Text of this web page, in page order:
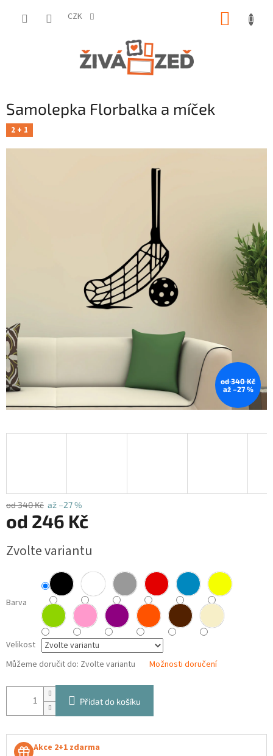
CZK
Samolepka Florbalka a míček
2 + 1
od 340 Kč
až –27 %
od 340 Kč až –27 %
od 246 Kč
cena:
Zvolte variantu
Barva
Velikost
Můžeme doručit do: Zvolte variantu Možnosti doručení
Přidat do košíku
Akce 2+1 zdarma